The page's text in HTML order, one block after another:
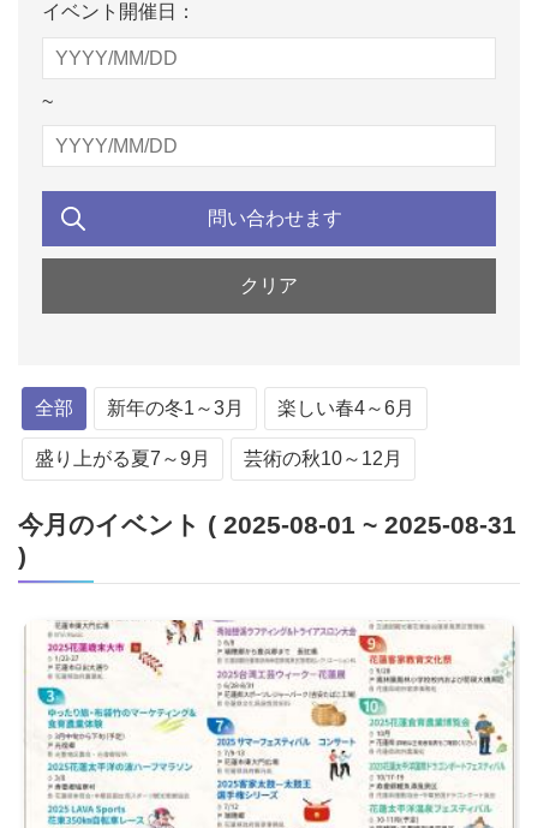
イベント開催日：
~
全部 新年の冬1～3月 楽しい春4～6月
盛り上がる夏7～9月 芸術の秋10～12月
今月のイベント ( 2025-08-01 ~ 2025-08-31
)